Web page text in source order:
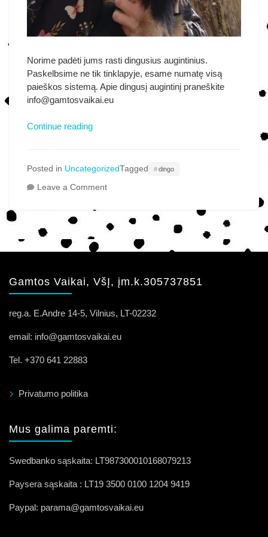
Norime padėti jums rasti dingusius augintinius.
Paskelbsime ne tik tinklapyje, esame numatę visą
paieškos sistemą. Apie dingusį augintinį praneškite
info@gamtosvaikai.eu
Continue readingDingo
brangus
narys
Posted in UncategorizedTagged dingo
Leave a Commenton
ir
Gamtos Vaikai, VšĮ, įm.k.305737851
reg.a. E.Andre 14-5, Vilnius, LT-02232
email: info@gamtosvaikai.eu
Tel. +370 641 22883
Privatumo politika
Mus galima paremti:
Swedbanko sąskaita: LT987300010168079213
Paysera sąskaita : LT19 3500 0100 1204 9419
Paypal: parama@gamtosvaikai.eu